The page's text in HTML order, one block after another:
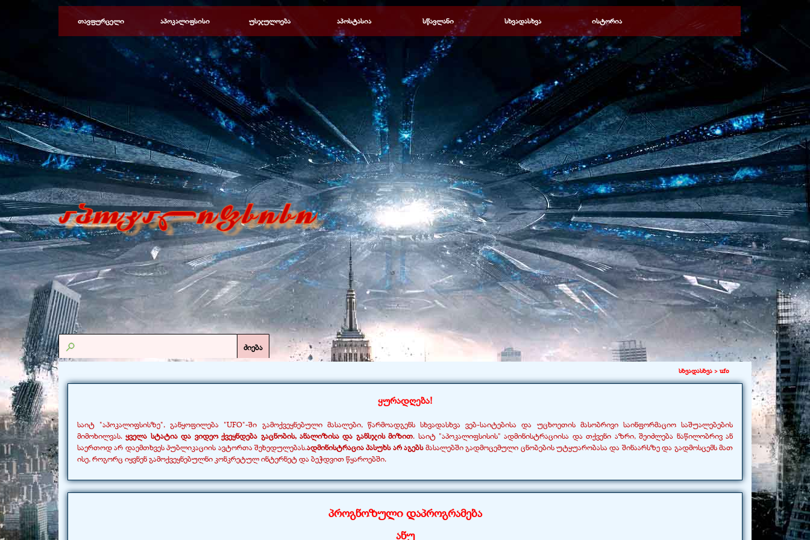
Перейти к контенту
თავფურცელი აპოკალიფსისი ▼
უსჯულოება ▼
აპოსტასია ▼
სწავლანი ▼
სხვადასხვა ▼
ისტორია
ძიება
სხვადასხვა > ufo
ყურადღება!
საიტ "აპოკალიფსისზე", განყოფილება "UFO"-ში გამოქვეყნებული მასალები, წარმოადგენს სხვადასხვა ვებ-საიტებისა და უცხოეთის მასობრივი საინფორმაციო საშუალებების
მიმოხილვას. ყველა სტატია და ვიდეო ქვეყნდება გაცნობის, ანალიზისა და განსჯის მიზით. საიტ "აპოკალიფსისის" ადმინისტრაციისა და თქვენი აზრი, შეიძლება ნაწილობრივ ან
საერთოდ არ დაემთხვეს პუბლიკაციის ავტორთა შეხედულებას.ადმინისტრაცია პასუხს არ აგებს მასალებში გადმოცემული ცნობების უტყუარობასა და შინაარსზე და გადმოსცემს მათ
ისე, როგორც იყვნენ გამოქვეყნებულნი კონკრეტულ ინტერნეტ და ბეჭდვით წყაროებში.
პროგნოზული დაპროგრამება
ანუ